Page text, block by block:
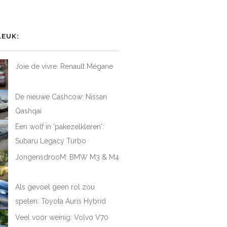
op
Joie de vivre: Renault Mégane
De nieuwe Cashcow: Nissan
Qashqai
Een wolf in 'pakezelkleren':
Subaru Legacy Turbo
JongensdrooM: BMW M3 & M4
Als gevoel geen rol zou
spelen: Toyota Auris Hybrid
Veel voor weinig: Volvo V70